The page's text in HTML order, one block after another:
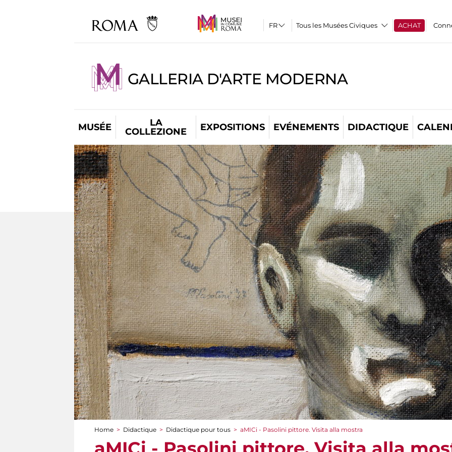
Tous les Musées Civiques ACHAT
GALLERIA D'ARTE MODERNA
MUSÉE
LA
COLLEZIONE
EXPOSITIONS EVÉNEMENTS DIDACTIQUE
You are here
Home > Didactique > Didactique pour tous > aMICi - Pasolini pittore. Visita alla mostra